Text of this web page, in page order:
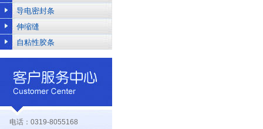
导电密封条
伸缩缝
自粘性胶条
电话：0319-8055168